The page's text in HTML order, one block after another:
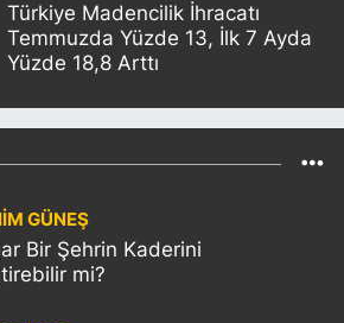
Türkiye Madencilik İhracatı
Temmuzda Yüzde 13, İlk 7 Ayda
Yüzde 18,8 Arttı
GÜNEŞ
Bir Şehrin Kaderini
mi?